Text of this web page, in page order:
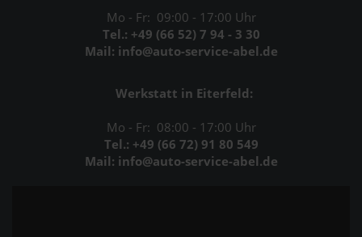
Mo - Fr: 09:00 - 17:00 Uhr
Tel.: +49 (66 52) 7 94 - 3 30
Mail: info@auto-service-abel.de
Werkstatt in Eiterfeld:
Mo - Fr: 08:00 - 17:00 Uhr
Tel.: +49 (66 72) 91 80 549
Mail: info@auto-service-abel.de